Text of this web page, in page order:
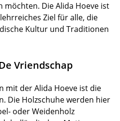
möchten. Die Alida Hoeve ist
Ziel für alle, die
Kultur und Traditionen
Vriendschap
mit der Alida Hoeve ist die
Die Holzschuhe werden hier
oder Weidenholz